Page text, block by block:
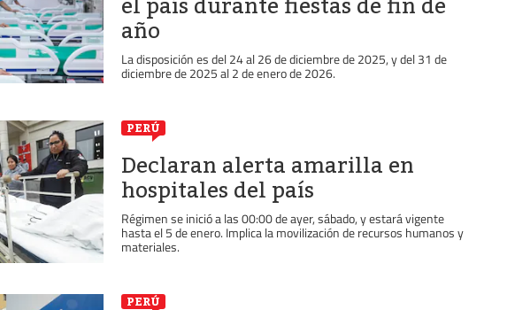
el país durante fiestas de fin de
año
La disposición es del 24 al 26 de diciembre de 2025, y del 31 de
diciembre de 2025 al 2 de enero de 2026.
PERÚ
Declaran alerta amarilla en
hospitales del país
Régimen se inició a las 00:00 de ayer, sábado, y estará vigente
hasta el 5 de enero. Implica la movilización de recursos humanos y
materiales.
PERÚ